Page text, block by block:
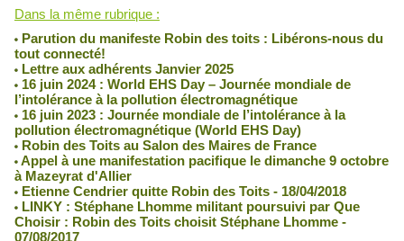
Dans la même rubrique :
Parution du manifeste Robin des toits : Libérons-nous du
tout connecté!
Lettre aux adhérents Janvier 2025
16 juin 2024 : World EHS Day – Journée mondiale de
l’intolérance à la pollution électromagnétique
16 juin 2023 : Journée mondiale de l’intolérance à la
pollution électromagnétique (World EHS Day)
Robin des Toits au Salon des Maires de France
Appel à une manifestation pacifique le dimanche 9 octobre
à Mazeyrat d'Allier
Etienne Cendrier quitte Robin des Toits - 18/04/2018
LINKY : Stéphane Lhomme militant poursuivi par Que
Choisir : Robin des Toits choisit Stéphane Lhomme -
07/08/2017